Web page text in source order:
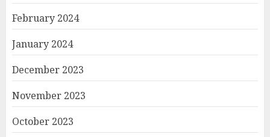
February 2024
January 2024
December 2023
November 2023
October 2023